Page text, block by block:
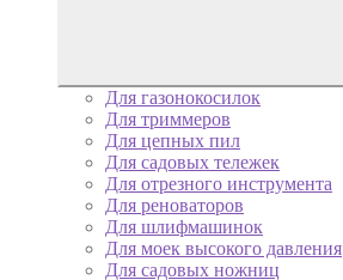
Для газонокосилок
Для триммеров
Для цепных пил
Для садовых тележек
Для отрезного инструмента
Для реноваторов
Для шлифмашинок
Для моек высокого давления
Для садовых ножниц